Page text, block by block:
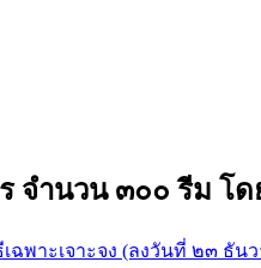
จํานวน ๓๐๐ รีม โ
ฉพาะเจาะจง (ลงวันที่ ๒๓ ธั